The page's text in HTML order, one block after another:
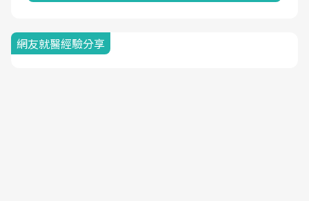
網友就醫經驗分享